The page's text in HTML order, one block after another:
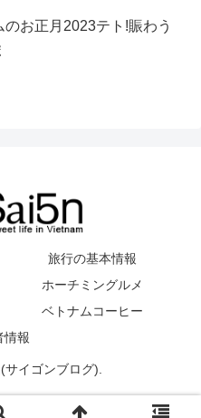
お正月2023テト!賑わう
旅行の基本情報
ホーチミングルメ
ベトナムコーヒー
情報
イゴンブログ).